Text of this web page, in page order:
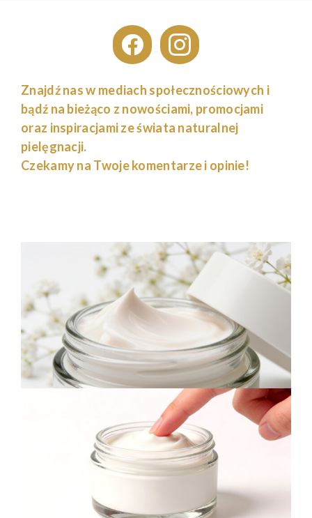
Znajdź nas w mediach społecznościowych i
bądź na bieżąco z nowościami, promocjami
oraz inspiracjami ze świata naturalnej
pielęgnacji.
Czekamy na Twoje komentarze i opinie!